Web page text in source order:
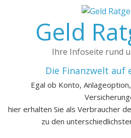
Geld
Ihre Infoseite rund
Die Finanzwelt auf
Egal ob Konto,
hier erhalten Sie als Verbraucher
zu den